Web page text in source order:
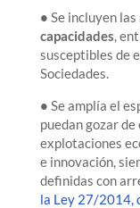
• Se incluyen
capacidades,
susceptibles de
Sociedades.
• Se amplía el
puedan gozar
explotaciones
e innovación,
definidas con
la Ley 27/2014,